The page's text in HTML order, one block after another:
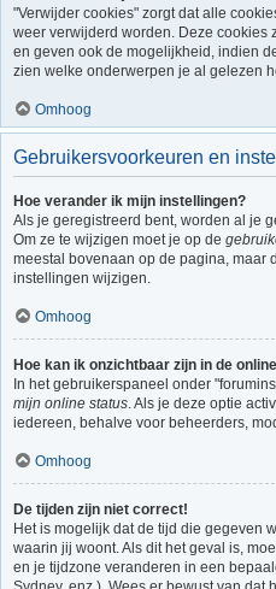
"Verwijder cookies" zorgt dat alle
weer verwijderd worden. Deze cookies
en geven ook de mogelijkheid, indien
zien welke onderwerpen je al gelezen
Omhoog
Gebruikersvoorkeuren en
Hoe verander ik mijn instellingen?
Als je geregistreerd bent, worden al je
Om ze te wijzigen moet je op de
meestal bovenaan op de pagina, maar
instellingen wijzigen.
Omhoog
Hoe kan ik onzichtbaar zijn in de
In het gebruikerspaneel onder
mijn online status. Als je deze optie
iedereen, behalve voor beheerders,
Omhoog
De tijden zijn niet correct!
Het is mogelijk dat de tijd die gegeven
waarin jij woont. Als dit het geval is,
en je tijdzone veranderen in een